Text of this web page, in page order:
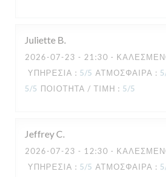
Juliette B
2026-07-23 - 21:30 -
ΥΠΗΡΕΣΊΑ : 5/5 ΑΤΜΌΣΦΑΙΡΑ : 5
5/5 ΠΟΙΌΤΗΤΑ / ΤΙΜΉ : 5/5
JeffreyC
2026-07-23 - 12:30 -
ΥΠΗΡΕΣΊΑ : 5/5 ΑΤΜΌΣΦΑΙΡΑ : 5